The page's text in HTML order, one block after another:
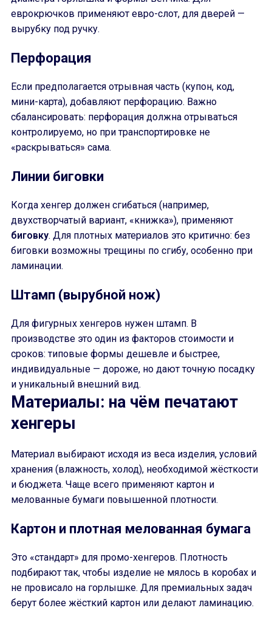
еврокрючков применяют евро-слот, для дверей —
вырубку под ручку.
Перфорация
Если предполагается отрывная часть (купон, код,
мини-карта), добавляют перфорацию. Важно
сбалансировать: перфорация должна отрываться
контролируемо, но при транспортировке не
«раскрываться» сама.
Линии биговки
Когда хенгер должен сгибаться (например,
двухстворчатый вариант, «книжка»), применяют
биговку. Для плотных материалов это критично: без
биговки возможны трещины по сгибу, особенно при
ламинации.
Штамп (вырубной нож)
Для фигурных хенгеров нужен штамп. В
производстве это один из факторов стоимости и
сроков: типовые формы дешевле и быстрее,
индивидуальные — дороже, но дают точную посадку
и уникальный внешний вид.
Материалы: на чём печатают
хенгеры
Материал выбирают исходя из веса изделия, условий
хранения (влажность, холод), необходимой жёсткости
и бюджета. Чаще всего применяют картон и
мелованные бумаги повышенной плотности.
Картон и плотная мелованная бумага
Это «стандарт» для промо-хенгеров. Плотность
подбирают так, чтобы изделие не мялось в коробах и
не провисало на горлышке. Для премиальных задач
берут более жёсткий картон или делают ламинацию.